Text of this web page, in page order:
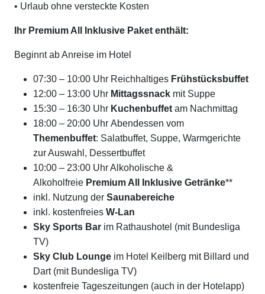
• Urlaub ohne versteckte Kosten
Ihr Premium All Inklusive Paket enthält:
Beginnt ab Anreise im Hotel
07:30 – 10:00 Uhr Reichhaltiges Frühstücksbuffet
12:00 – 13:00 Uhr Mittagssnack mit Suppe
15:30 – 16:30 Uhr Kuchenbuffetam Nachmittag
18:00 – 20:00 Uhr Abendessen vom
Themenbuffet: Salatbuffet, Suppe, Warmgerichte
zur Auswahl, Dessertbuffet
10:00 – 23:00 Uhr Alkoholische &
Alkoholfreie Premium All Inklusive Getränke**
inkl. Nutzung der Saunabereiche
inkl. kostenfreies W-Lan
Sky Sports Bar im Rathaushotel (mit Bundesliga
TV)
Sky Club Lounge im Hotel Keilberg mit Billard und
Dart (mit Bundesliga TV)
kostenfreie Tageszeitungen (auch in der Hotelapp)